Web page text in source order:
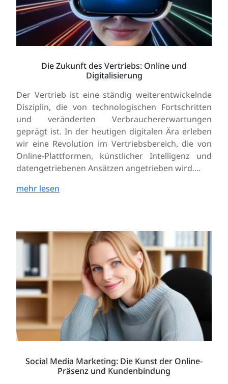
Die Zukunft des Vertriebs: Online und
Digitalisierung
Der Vertrieb ist eine ständig weiterentwickelnde
Disziplin, die von technologischen Fortschritten
und veränderten Verbrauchererwartungen
geprägt ist. In der heutigen digitalen Ära erleben
wir eine Revolution im Vertriebsbereich, die von
Online-Plattformen, künstlicher Intelligenz und
datengetriebenen Ansätzen angetrieben wird....
mehr lesen
Social Media Marketing: Die Kunst der Online-
Präsenz und Kundenbindung